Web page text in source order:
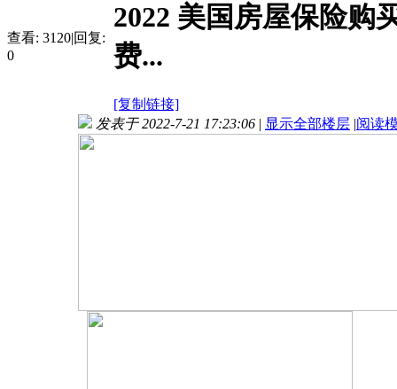
查看: 3120|回复:
0
2022 美国房屋保险购
费...
[复制链接]
发表于 2022-7-21 17:23:06 | 显示全部楼层 |阅读